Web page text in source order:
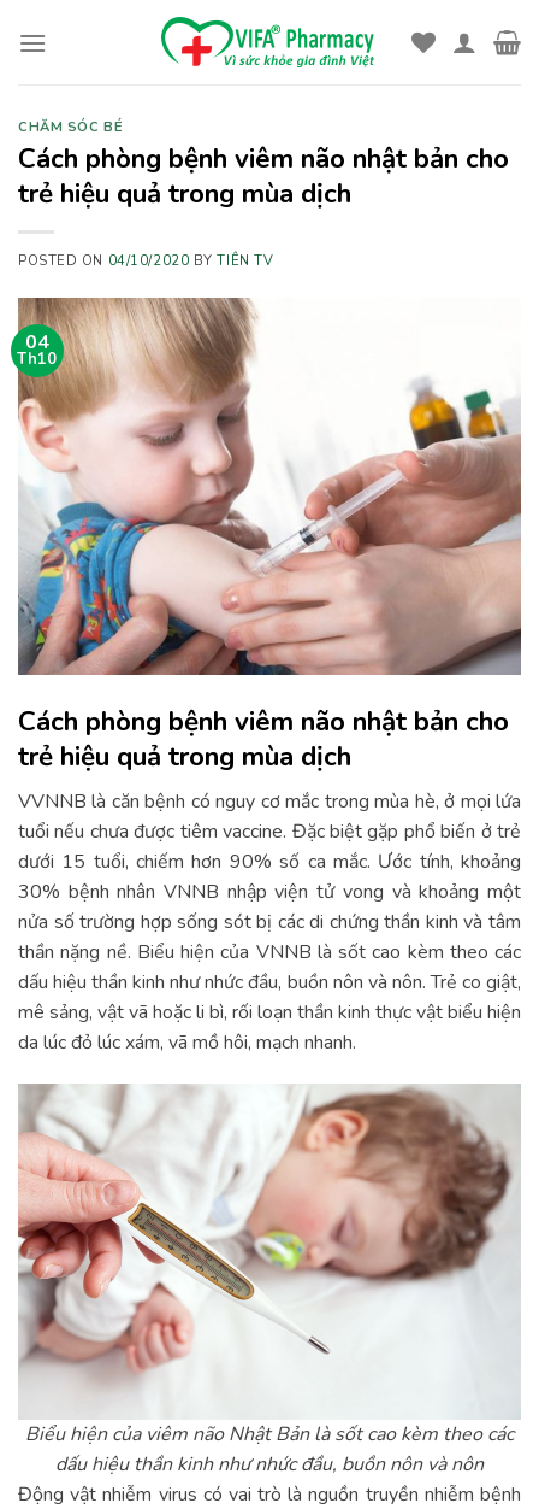
CHĂM SÓC BÉ
Cách phòng bệnh viêm não nhật bản cho
trẻ hiệu quả trong mùa dịch
POSTED ON 04/10/2020 BYTIÊN TV
04
Th10
Cách phòng bệnh viêm não nhật bản cho
trẻ hiệu quả trong mùa dịch
VVNNB là căn bệnh có nguy cơ mắc trong mùa hè, ở mọi lứa
tuổi nếu chưa được tiêm vaccine. Đặc biệt gặp phổ biến ở trẻ
dưới 15 tuổi, chiếm hơn 90% số ca mắc. Ước tính, khoảng
30% bệnh nhân VNNB nhập viện tử vong và khoảng một
nửa số trường hợp sống sót bị các di chứng thần kinh và tâm
thần nặng nề. Biểu hiện của VNNB là sốt cao kèm theo các
dấu hiệu thần kinh như nhức đầu, buồn nôn và nôn. Trẻ co giật,
mê sảng, vật vã hoặc li bì, rối loạn thần kinh thực vật biểu hiện
da lúc đỏ lúc xám, vã mồ hôi, mạch nhanh.
Biểu hiện của viêm não Nhật Bản là sốt cao kèm theo các
dấu hiệu thần kinh như nhức đầu, buồn nôn và nôn
Động vật nhiễm virus có vai trò là nguồn truyền nhiễm bệnh